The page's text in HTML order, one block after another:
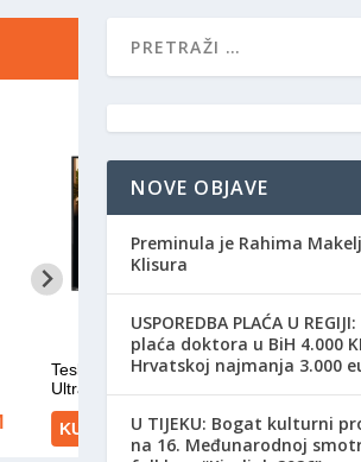
NOVE OBJAVE
Preminula je Rahima
Klisura
USPOREDBA PLAĆA U
plaća doktora u BiH 4.000
Hrvatskoj najmanja 3.000
​U TIJEKU: Bogat kulturni
na 16. Međunarodnoj